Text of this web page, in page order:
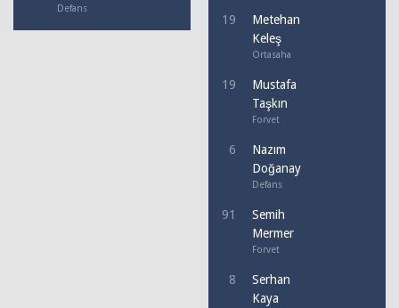
Defans
19
Metehan
Keleş
Ortasaha
19
Mustafa
Taşkın
Forvet
6
Nazım
Doğanay
Defans
91
Semih
Mermer
Forvet
8
Serhan
Kaya